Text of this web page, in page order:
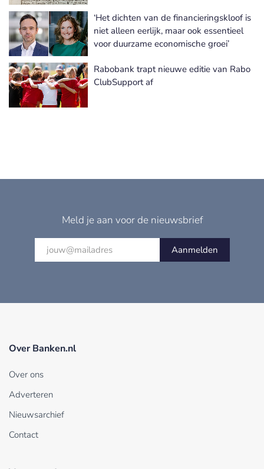
‘Het dichten van de financieringskloof is
niet alleen eerlijk, maar ook essentieel
voor duurzame economische groei’
Rabobank trapt nieuwe editie van Rabo
ClubSupport af
Meld je aan voor de nieuwsbrief
Aanmelden
Over Banken.nl
Over ons
Adverteren
Nieuwsarchief
Contact